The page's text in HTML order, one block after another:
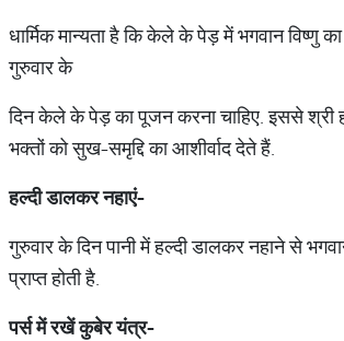
धार्मिक मान्यता है कि केले के पेड़ में भगवान विष्णु
गुरुवार के
दिन केले के पेड़ का पूजन करना चाहिए. इससे श्री
भक्तों को सुख-समृद्दि का आशीर्वाद देते हैं.
हल्दीडालकरनहाएं-
गुरुवार के दिन पानी में हल्दी डालकर नहाने से
प्राप्त होती है.
पर्समेंरखेंकुबेरयंत्र-